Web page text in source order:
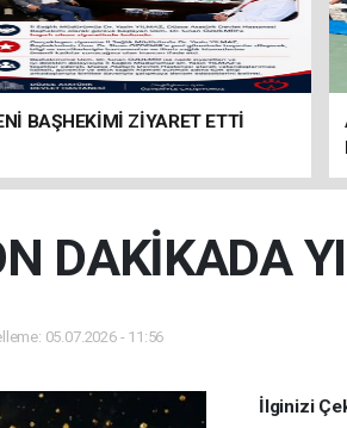
BAŞHEKİMİ ZİYARET ETTİ
DAKİKADA
05.07.2026 - 11:56
İlginizi